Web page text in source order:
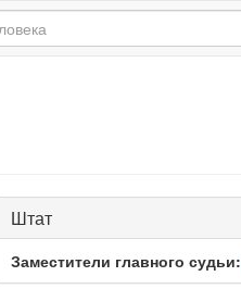
Штат
Заместители главного судьи: